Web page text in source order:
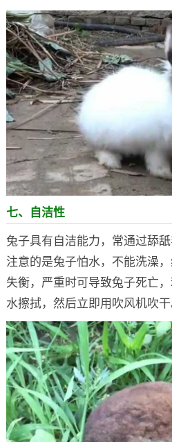
七、自洁性
兔子具有自洁能力，常通过舔
注意的是兔子怕水，不能洗澡
失衡，严重时可导致兔子死亡
水擦拭，然后立即用吹风机吹干